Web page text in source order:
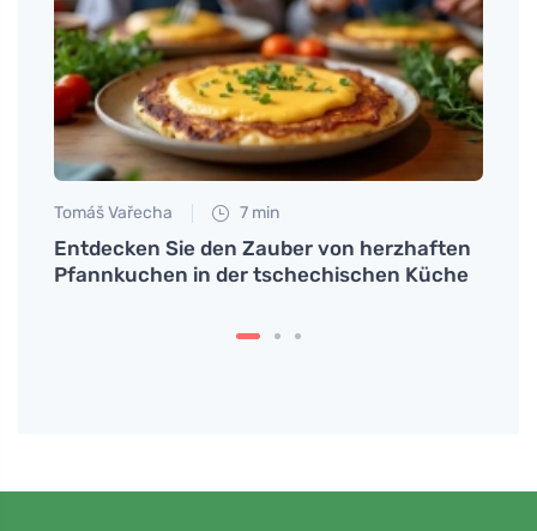
Tomáš Vařecha 7 min
Entdecken Sie den Zauber von herzhaften
Pfannkuchen in der tschechischen Küche